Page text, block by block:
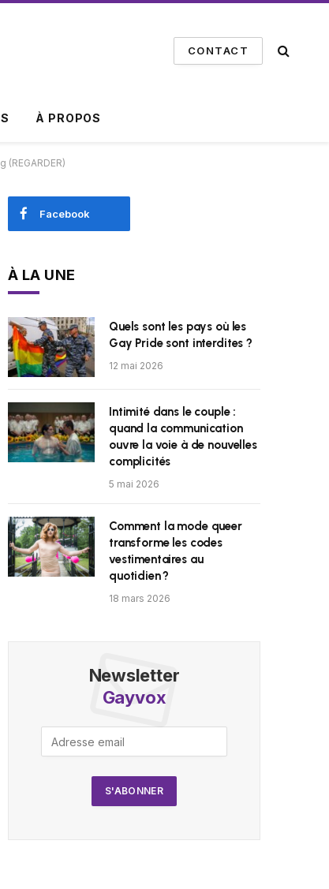
CONTACT
À PROPOS
Facebook
À LA UNE
Quels sont les pays où les
Gay Pride sont interdites ?
12 mai 2026
Intimité dans le couple :
quand la communication
ouvre la voie à de nouvelles
complicités
5 mai 2026
Comment la mode queer
transforme les codes
vestimentaires au
quotidien ?
18 mars 2026
Newsletter
Gayvox